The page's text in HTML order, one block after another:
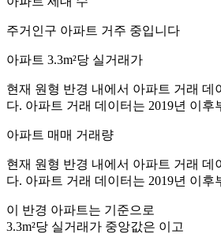
주거인구 아파트 거주 중입니다
아파트 3.3m²당 실거래가
현재 원형 반경 내에서 아파트 거래 데
다. 아파트 거래 데이터는 2019년 이후
아파트 매매 거래량
현재 원형 반경 내에서 아파트 거래 데
다. 아파트 거래 데이터는 2019년 이후
이 반경 아파트는 기준으로
3.3m²당 실거래가 중앙값은 이고